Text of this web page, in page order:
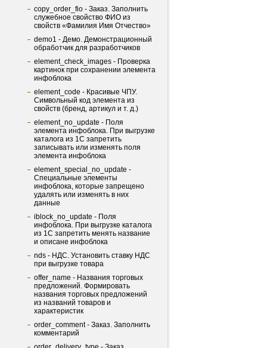
copy_order_fio - Заказ. Заполнить
служебное свойство ФИО из
свойств «Фамилия Имя Отчество»
demo1 - Демо. Демонстрационный
обработчик для разработчиков
element_check_images - Проверка
картинок при сохранении элемента
инфоблока
element_code - Красивые ЧПУ.
Символьный код элемента из
свойств (бренд, артикул и т. д.)
element_no_update - Поля
элемента инфоблока. При выгрузке
каталога из 1С запретить
записывать или изменять поля
элемента инфоблока
element_special_no_update -
Специальные элементы
инфоблока, которые запрещено
удалять или изменять в них
данные
iblock_no_update - Поля
инфоблока. При выгрузке каталога
из 1С запретить менять название
и описане инфоблока
nds - НДС. Установить ставку НДС
при выгрузке товара
offer_name - Названия торговых
предложений. Формировать
названия торговых предложений
из названий товаров и
характеристик
order_comment - Заказ. Заполнить
комментарий